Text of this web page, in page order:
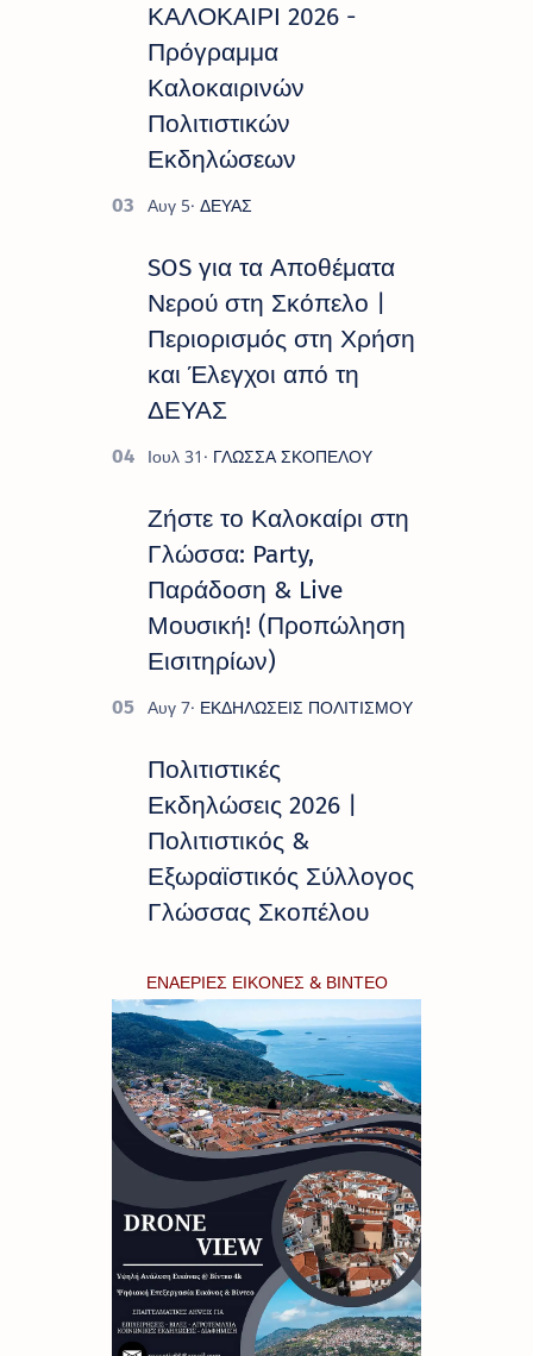
ΚΑΛΟΚΑΙΡΙ 2026 -
Πρόγραμμα
Καλοκαιρινών
Πολιτιστικών
Εκδηλώσεων
SOS για τα Αποθέματα
Νερού στη Σκόπελο |
Περιορισμός στη Χρήση
και Έλεγχοι από τη
ΔΕΥΑΣ
Ζήστε το Καλοκαίρι στη
Γλώσσα: Party,
Παράδοση & Live
Μουσική! (Προπώληση
Εισιτηρίων)
Πολιτιστικές
Εκδηλώσεις 2026 |
Πολιτιστικός &
Εξωραϊστικός Σύλλογος
Γλώσσας Σκοπέλου
ΕΝΑΕΡΙΕΣ ΕΙΚΟΝΕΣ & ΒΙΝΤΕΟ